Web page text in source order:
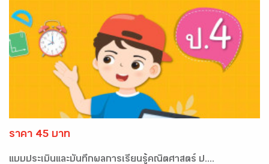
ราคา 45 บาท
แบบประเมินและบันทึกผลการเรียนรู้คณิตศาสตร์ ป....